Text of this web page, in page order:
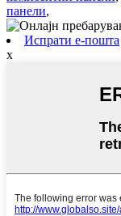
панели,
Испрати е-пошта
x